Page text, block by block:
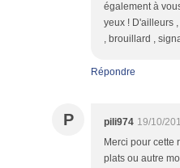
également à
yeux ! D'ailleurs
, brouillard ,
Répondre
P pili974 19/10/
Merci pour cette
plats ou autre